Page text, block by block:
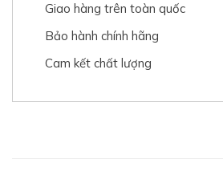
Giao hàng trên toàn quốc
Bảo hành chính hãng
Cam kết chất lượng